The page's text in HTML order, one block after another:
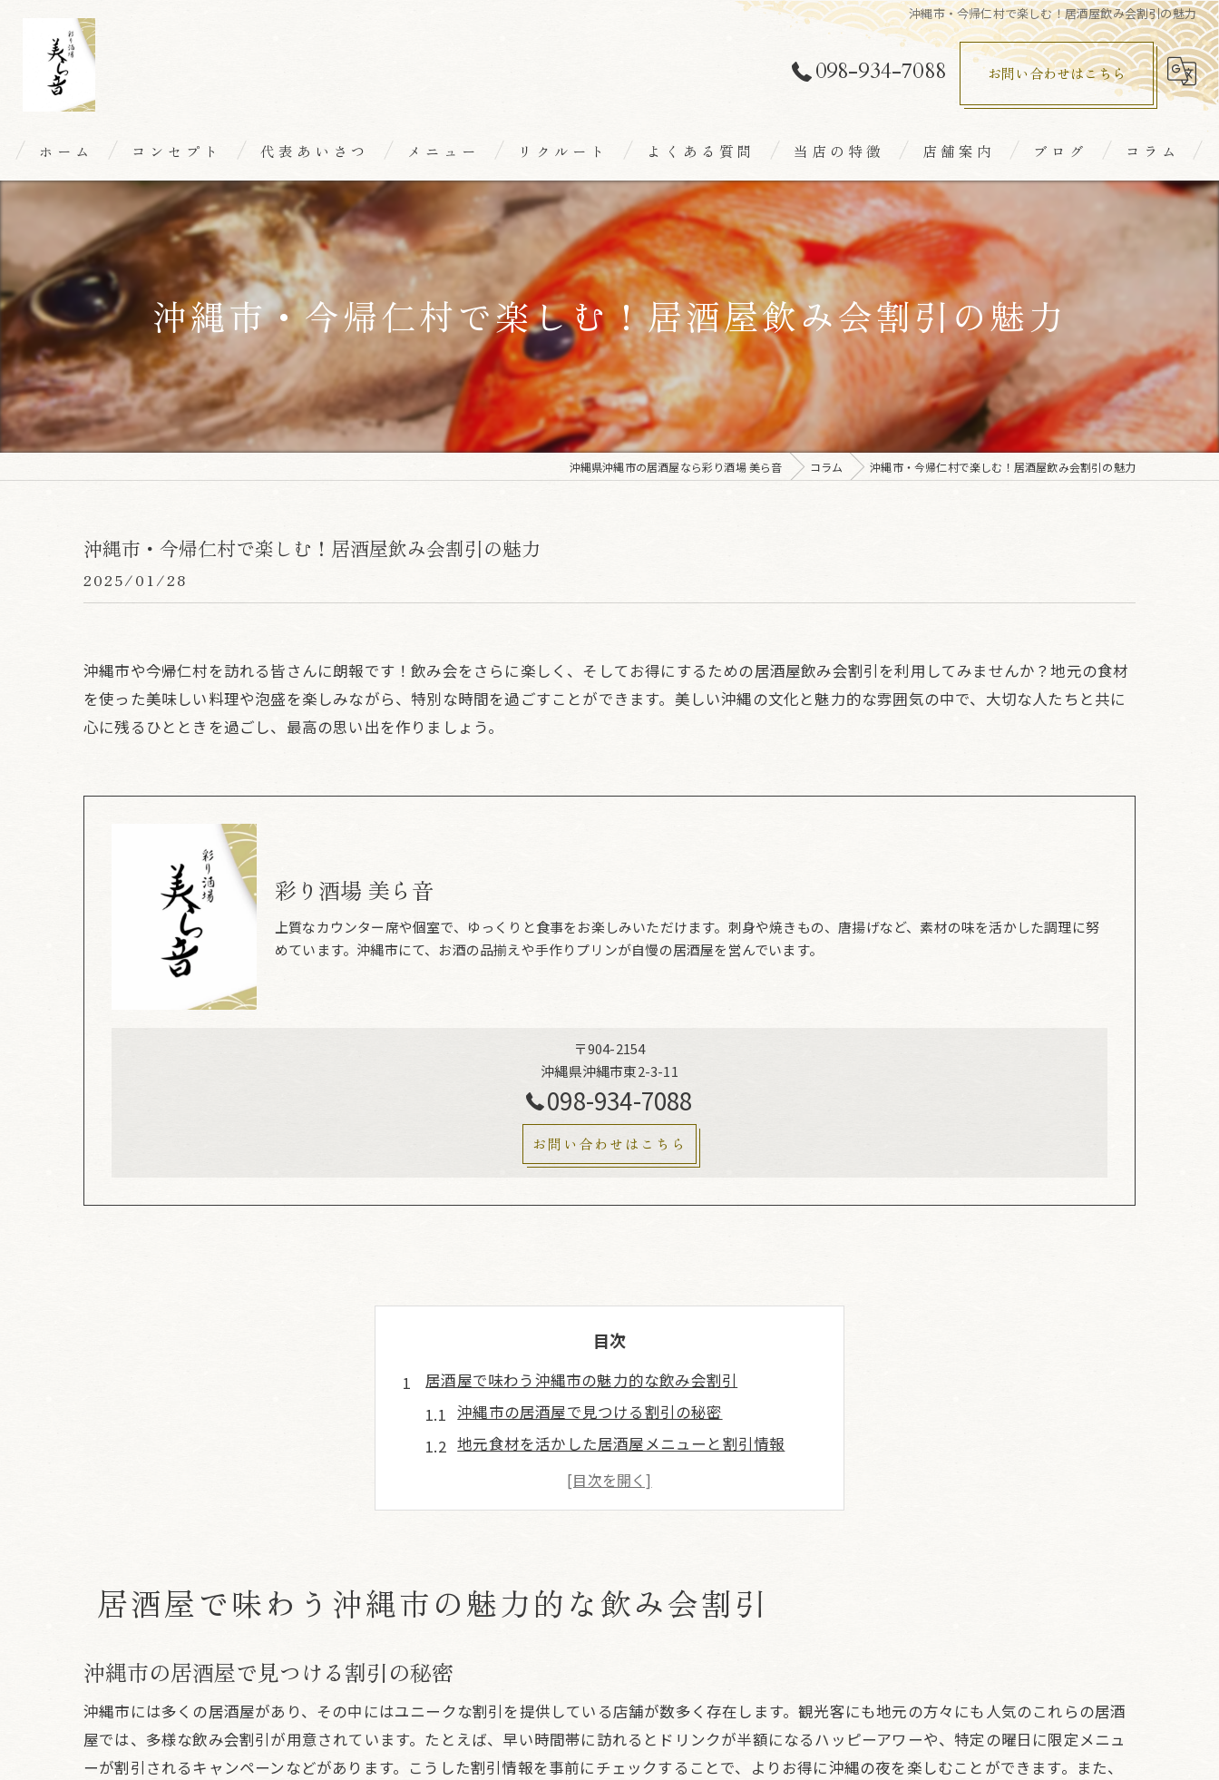
沖縄市・今帰仁村で楽しむ！居酒屋飲み会割引の魅力
098-934-7088 お問い合わせはこちら
ホーム コンセプト 代表あいさつ メニュー リクルート よくある質問 当店の特徴
個室
海鮮
和食
日本酒
隠れ家
店舗案内 ブログ コラム
沖縄市・今帰仁村で楽しむ！居酒屋飲み会割引の魅力
沖縄県沖縄市の居酒屋なら彩り酒場 美ら音 コラム 沖縄市・今帰仁村で楽しむ！居酒屋飲み会割引の魅力
沖縄市・今帰仁村で楽しむ！居酒屋飲み会割引の魅力
2025/01/28
沖縄市や今帰仁村を訪れる皆さんに朗報です！飲み会をさらに楽しく、そしてお得にするための居酒屋飲み会割引を利用してみませんか？地元の食材
を使った美味しい料理や泡盛を楽しみながら、特別な時間を過ごすことができます。美しい沖縄の文化と魅力的な雰囲気の中で、大切な人たちと共に
心に残るひとときを過ごし、最高の思い出を作りましょう。
彩り酒場 美ら音
上質なカウンター席や個室で、ゆっくりと食事をお楽しみいただけます。刺身や焼きもの、唐揚げなど、素材の味を活かした調理に努
めています。沖縄市にて、お酒の品揃えや手作りプリンが自慢の居酒屋を営んでいます。
〒904-2154
沖縄県沖縄市東2-3-11
098-934-7088
お問い合わせはこちら
目次
居酒屋で味わう沖縄市の魅力的な飲み会割引
沖縄市の居酒屋で見つける割引の秘密
地元食材を活かした居酒屋メニューと割引情報
割引を利用して楽しむ沖縄市の夜
居酒屋で感じる沖縄市の文化とお得感
地域の食材で楽しむ今帰仁村の居酒屋体験
地域の味を満喫できる居酒屋の割引情報
居酒屋割引を使って今帰仁村をもっと楽しむ
居酒屋で味わう沖縄市の魅力的な飲み会割引
沖縄市の居酒屋で見つける割引の秘密
沖縄市には多くの居酒屋があり、その中にはユニークな割引を提供している店舗が数多く存在します。観光客にも地元の方々にも人気のこれらの居酒
屋では、多様な飲み会割引が用意されています。たとえば、早い時間帯に訪れるとドリンクが半額になるハッピーアワーや、特定の曜日に限定メニュ
ーが割引されるキャンペーンなどがあります。こうした割引情報を事前にチェックすることで、よりお得に沖縄の夜を楽しむことができます。また、